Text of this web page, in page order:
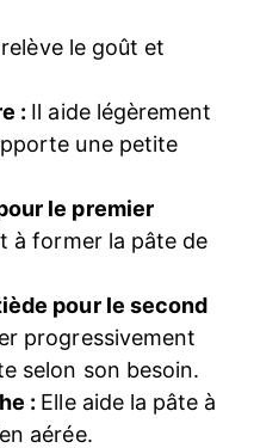
le goût et
: Il aide légèrement
une petite
le premier
à former la pâte de
pour le second
progressivement
selon son besoin.
: Elle aide la pâte à
aérée.